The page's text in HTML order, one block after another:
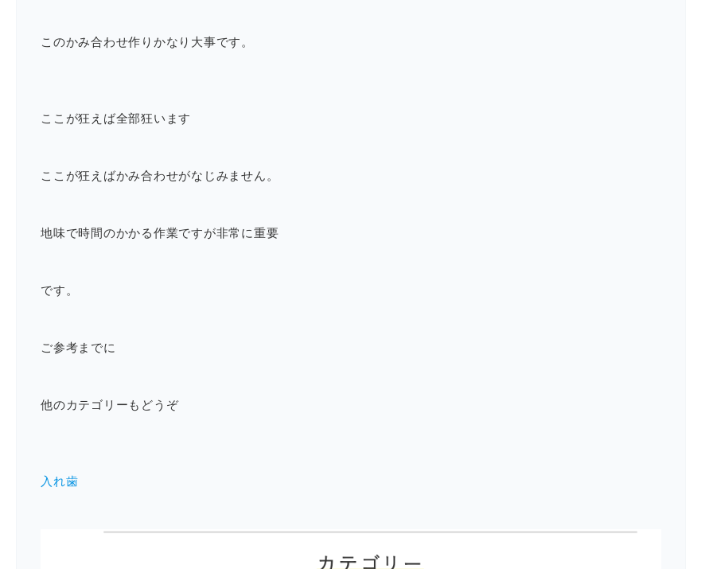
このかみ合わせ作りかなり大事です。
ここが狂えば全部狂います
ここが狂えばかみ合わせがなじみません。
地味で時間のかかる作業ですが非常に重要
です。
ご参考までに
他のカテゴリーもどうぞ
入れ歯